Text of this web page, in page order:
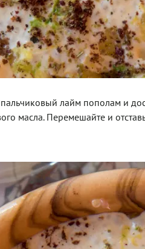
лайм пополам и
масла. Перемешайте и